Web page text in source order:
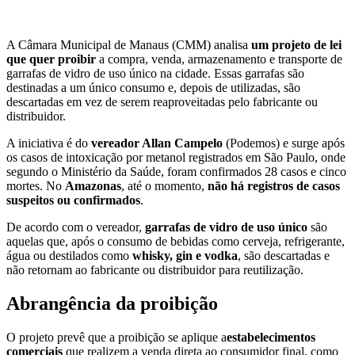
A Câmara Municipal de Manaus (CMM) analisa um projeto de lei
que quer proibir a compra, venda, armazenamento e transporte de
garrafas de vidro de uso único na cidade. Essas garrafas são
destinadas a um único consumo e, depois de utilizadas, são
descartadas em vez de serem reaproveitadas pelo fabricante ou
distribuidor.
A iniciativa é do vereador Allan Campelo (Podemos) e surge após
os casos de intoxicação por metanol registrados em São Paulo, onde
segundo o Ministério da Saúde, foram confirmados 28 casos e cinco
mortes. No Amazonas, até o momento, não há registros de casos
suspeitos ou confirmados.
De acordo com o vereador, garrafas de vidro de uso único são
aquelas que, após o consumo de bebidas como cerveja, refrigerante,
água ou destilados como whisky, gin e vodka, são descartadas e
não retornam ao fabricante ou distribuidor para reutilização.
Abrangência da proibição
O projeto prevê que a proibição se aplique aestabelecimentos
comerciais que realizem a venda direta ao consumidor final, como